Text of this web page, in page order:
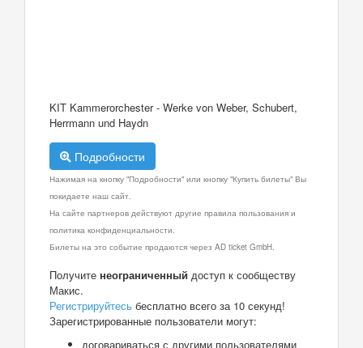
KIT Kammerorchester - Werke von Weber, Schubert,
Herrmann und Haydn
Подробности
Нажимая на кнопку "Подробности" или кнопку "Купить билеты" Вы
покидаете наш сайт.
На сайте партнеров действуют другие правила пользования и
политика конфиденциальности.
Билеты на это событие продаются через AD ticket GmbH.
Получите неограниченный доступ к сообществу
Макис.
Регистрируйтесь бесплатно всего за 10 секунд!
Зарегистрированные пользователи могут:
договариваться с другими пользователями